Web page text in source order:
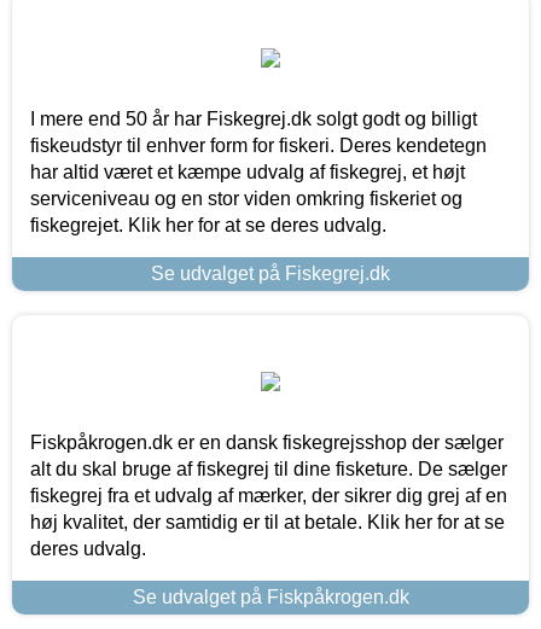
I mere end 50 år har Fiskegrej.dk solgt godt og billigt
fiskeudstyr til enhver form for fiskeri. Deres kendetegn
har altid været et kæmpe udvalg af fiskegrej, et højt
serviceniveau og en stor viden omkring fiskeriet og
fiskegrejet. Klik her for at se deres udvalg.
Se udvalget på Fiskegrej.dk
Fiskpåkrogen.dk er en dansk fiskegrejsshop der sælger
alt du skal bruge af fiskegrej til dine fisketure. De sælger
fiskegrej fra et udvalg af mærker, der sikrer dig grej af en
høj kvalitet, der samtidig er til at betale. Klik her for at se
deres udvalg.
Se udvalget på Fiskpåkrogen.dk